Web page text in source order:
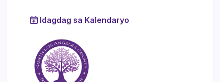
Idagdag sa Kalendaryo